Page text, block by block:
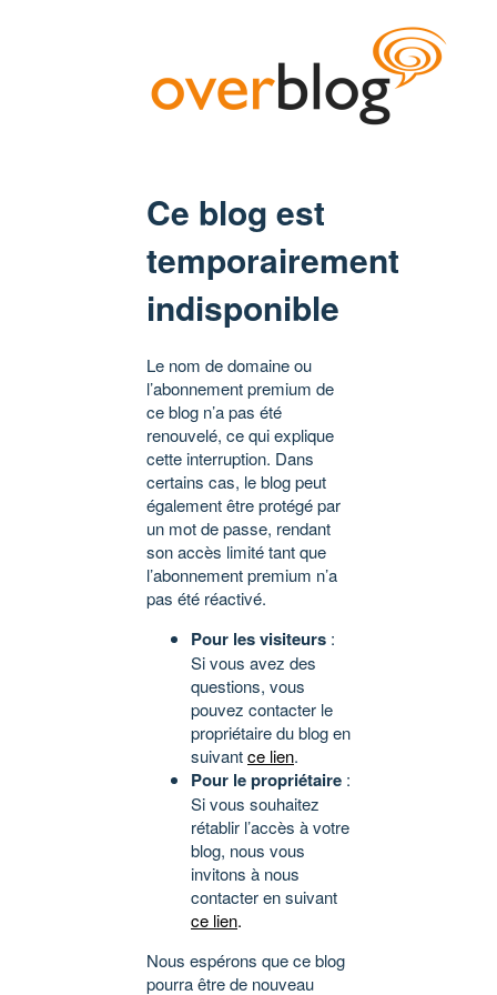
Ce blog est
temporairement
indisponible
Le nom de domaine ou
l’abonnement premium de
ce blog n’a pas été
renouvelé, ce qui explique
cette interruption. Dans
certains cas, le blog peut
également être protégé par
un mot de passe, rendant
son accès limité tant que
l’abonnement premium n’a
pas été réactivé.
Pour les visiteurs :
Si vous avez des
questions, vous
pouvez contacter le
propriétaire du blog en
suivantce lien.
Pour le propriétaire :
Si vous souhaitez
rétablir l’accès à votre
blog, nous vous
invitons à nous
contacter en suivant
ce lien.
Nous espérons que ce blog
pourra être de nouveau